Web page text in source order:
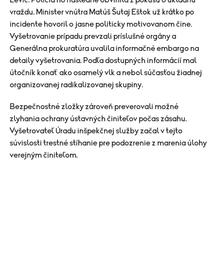
vraždu. Minister vnútra Matúš Šutaj Eštok už krátko po
incidente hovoril o jasne politicky motivovanom čine.
Vyšetrovanie prípadu prevzali príslušné orgány a
Generálna prokuratúra uvalila informačné embargo na
detaily vyšetrovania. Podľa dostupných informácií mal
útočník konať ako osamelý vlk a nebol súčasťou žiadnej
organizovanej radikalizovanej skupiny.
Bezpečnostné zložky zároveň preverovali možné
zlyhania ochrany ústavných činiteľov počas zásahu.
Vyšetrovateľ Úradu inšpekčnej služby začal v tejto
súvislosti trestné stíhanie pre podozrenie z marenia úlohy
verejným činiteľom.